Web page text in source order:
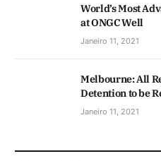
World’s Most
at ONGC Well
Janeiro 11, 2021
Melbourne: All
Detention to be
Janeiro 11, 2021